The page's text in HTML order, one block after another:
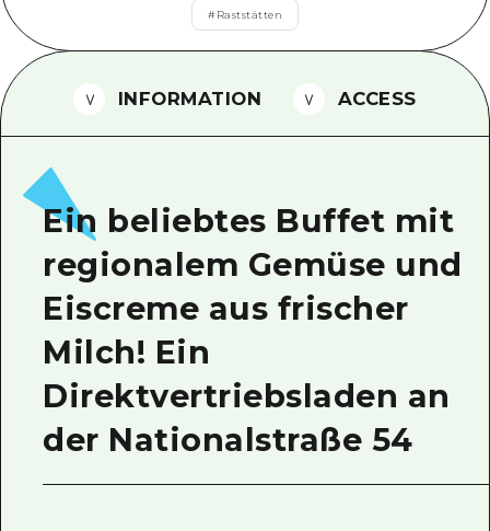
Ein freiwilliger Führer
Transportinformationen bei
# Raststätten
INFORMATION ACCESS
Ein beliebtes Buffet mit
regionalem Gemüse und
Eiscreme aus frischer
Milch! Ein
Direktvertriebsladen an
der Nationalstraße 54